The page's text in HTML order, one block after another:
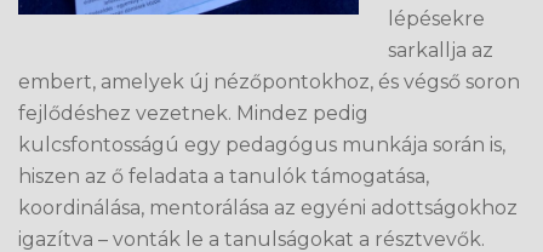
lépésekre
sarkallja az
embert, amelyek új nézőpontokhoz, és végső soron
fejlődéshez vezetnek. Mindez pedig
kulcsfontosságú egy pedagógus munkája során is,
hiszen az ő feladata a tanulók támogatása,
koordinálása, mentorálása az egyéni adottságokhoz
igazítva – vonták le a tanulságokat a résztvevők.